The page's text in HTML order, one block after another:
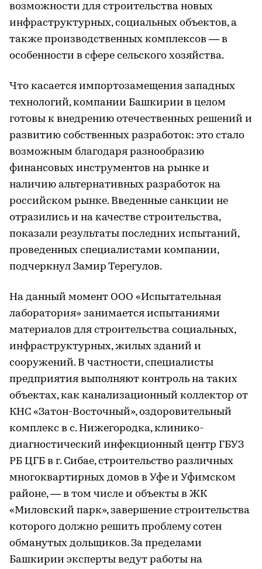
возможности для строительства новых
инфраструктурных, социальных объектов, а
также производственных комплексов — в
особенности в сфере сельского хозяйства.
Что касается импортозамещения западных
технологий, компании Башкирии в целом
готовы к внедрению отечественных решений и
развитию собственных разработок: это стало
возможным благодаря разнообразию
финансовых инструментов на рынке и
наличию альтернативных разработок на
российском рынке. Введенные санкции не
отразились и на качестве строительства,
показали результаты последних испытаний,
проведенных специалистами компании,
подчеркнул Замир Терегулов.
На данный момент ООО «Испытательная
лаборатория» занимается испытаниями
материалов для строительства социальных,
инфраструктурных, жилых зданий и
сооружений. В частности, специалисты
предприятия выполняют контроль на таких
объектах, как канализационный коллектор от
КНС «Затон-Восточный», оздоровительный
комплекс в с. Нижегородка, клинико-
диагностический инфекционный центр ГБУЗ
РБ ЦГБ в г. Сибае, строительство различных
многоквартирных домов в Уфе и Уфимском
районе, — в том числе и объекты в ЖК
«Миловский парк», завершение строительства
которого должно решить проблему сотен
обманутых дольщиков. За пределами
Башкирии эксперты ведут работы на